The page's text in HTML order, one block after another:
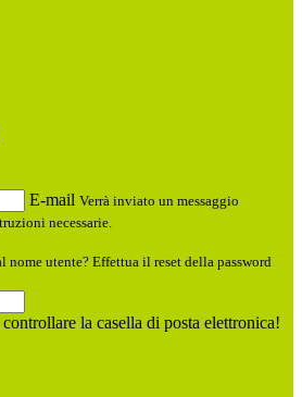
E-mail Verrà inviato un messaggio
necessarie.
nome utente? Effettua il reset della password
la casella di posta elettronica!